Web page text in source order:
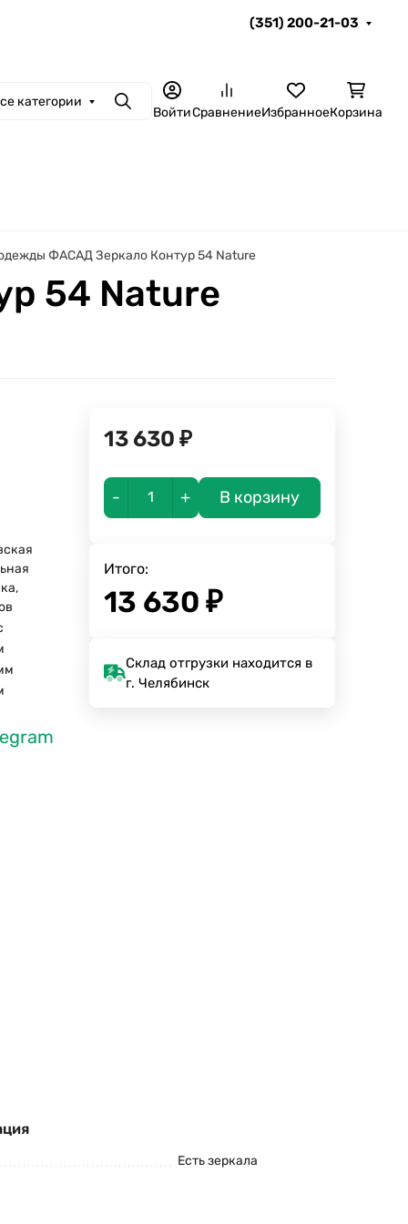
(351) 200-21-03
категории ПоискВойтиСравнениеИзбранноеКорзина
ФАСАД Зеркало Контур 54 Nature
54 Nature
13 630 ₽
- + В корзину
Итого:
13 630 ₽
Склад отгрузки находится в
г. Челябинск
Есть зеркала